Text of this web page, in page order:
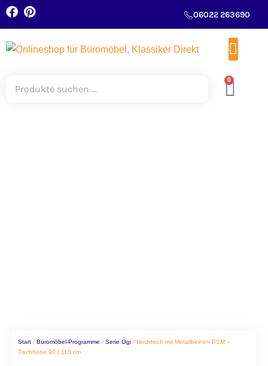
06022 263690
0
Start / Büromöbel-Programme / Serie Ogi / Hochtisch mit Metallbeinen PSM –
Tischhöhe 90 / 110 cm